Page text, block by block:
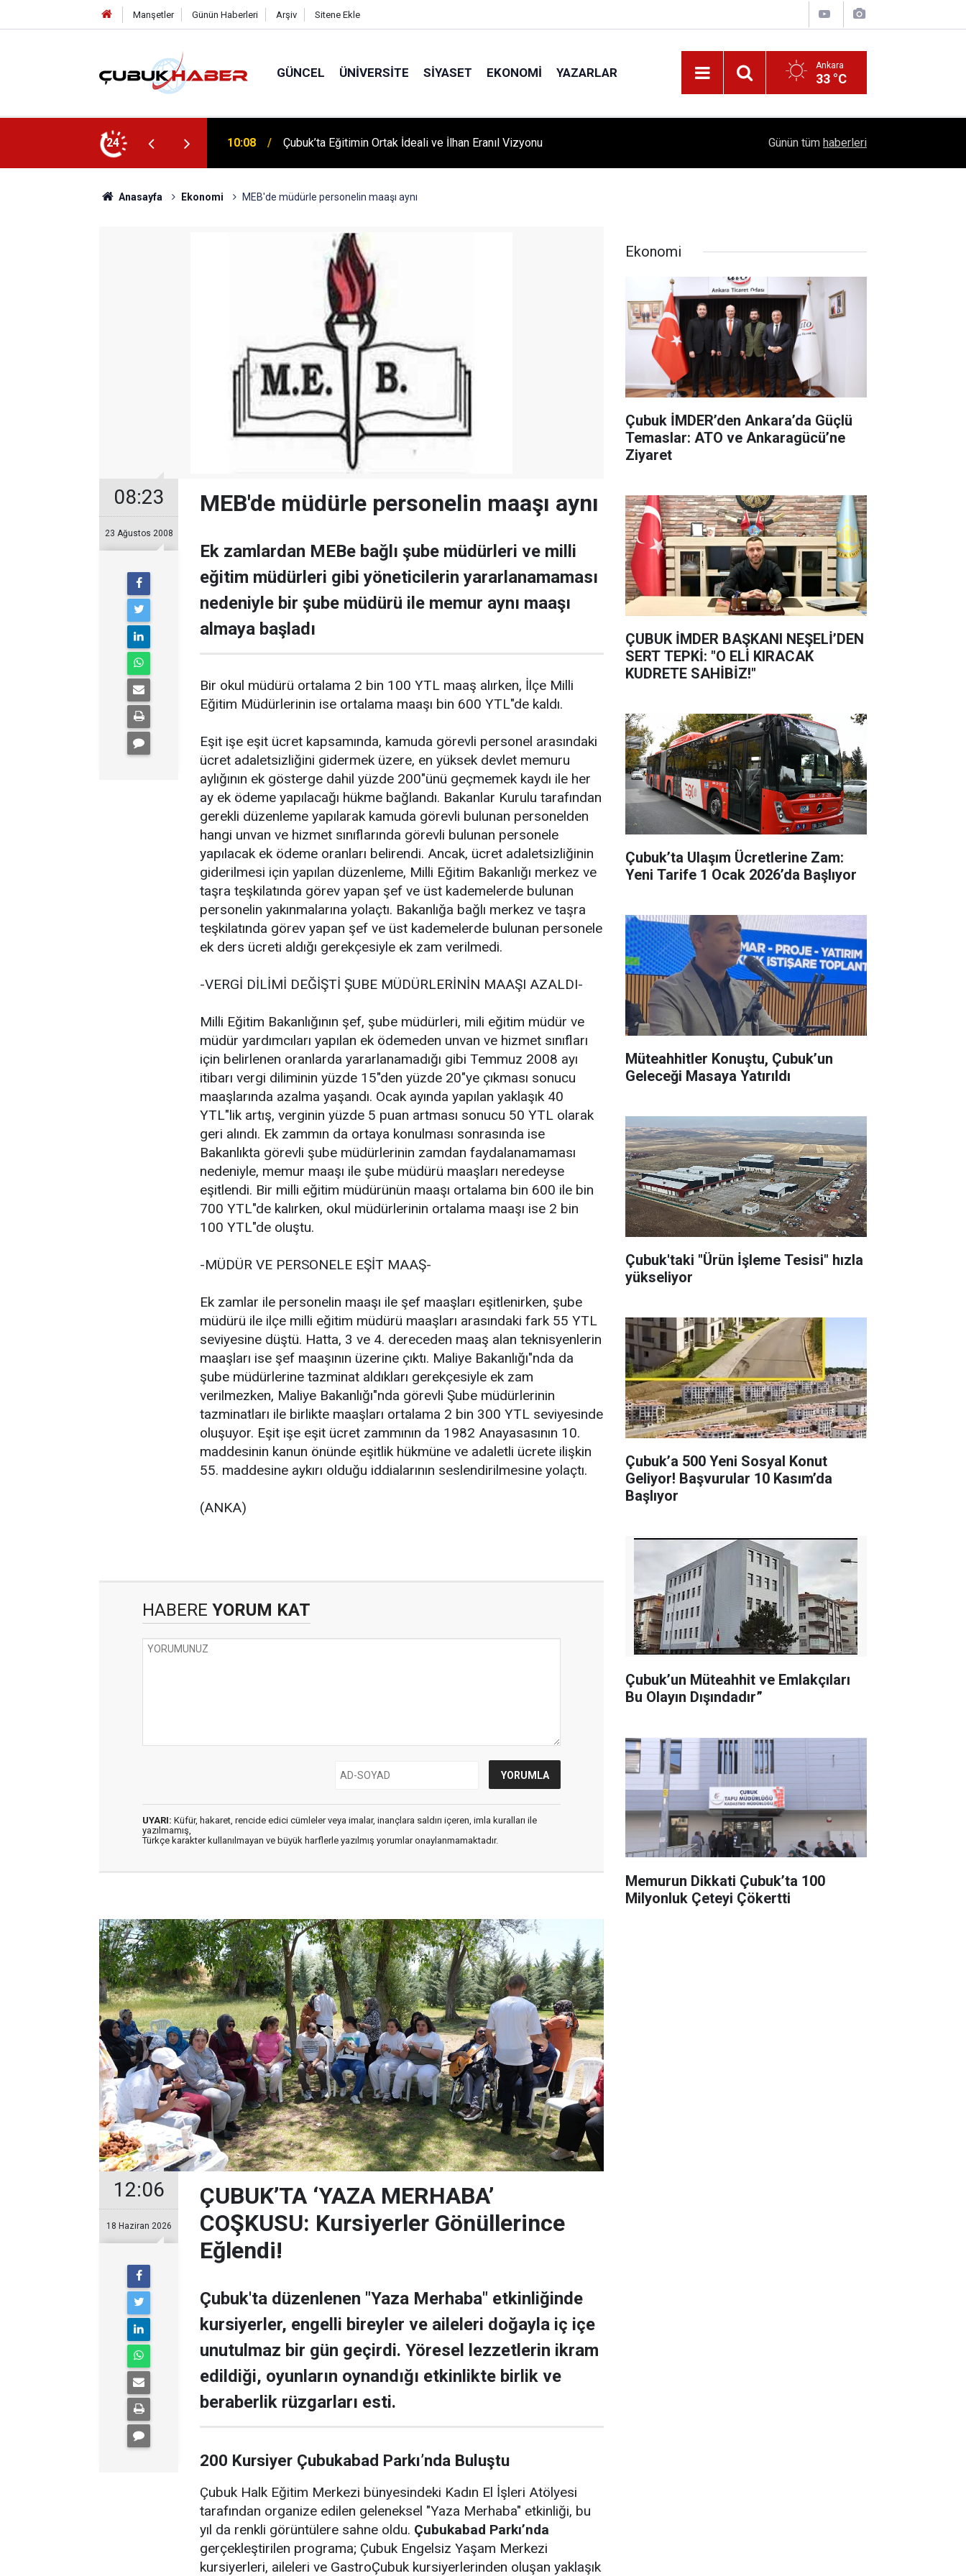
Manşetler Günün Haberleri Arşiv Sitene Ekle
GÜNCEL ÜNIVERSITE SIYASET EKONOMI YAZARLAR Ankara
33 °C
24 12:06 ÇUBUK’TA ‘YAZA MERHABA’ COŞKUSU: Kursiyerler Gönüllerince Eğlendi! 1504 Kep, Tek Bir Hedef: Bilim Kenti Çubuk
Günün tüm haberleri
Anasayfa Ekonomi MEB'de müdürle personelin maaşı aynı
08:23
23 Ağustos 2008
MEB'de müdürle personelin maaşı aynı
Ek zamlardan MEBe bağlı şube müdürleri ve milli
eğitim müdürleri gibi yöneticilerin yararlanamaması
nedeniyle bir şube müdürü ile memur aynı maaşı
almaya başladı
Bir okul müdürü ortalama 2 bin 100 YTL maaş alırken, İlçe Milli
Eğitim Müdürlerinin ise ortalama maaşı bin 600 YTL"de kaldı.
Eşit işe eşit ücret kapsamında, kamuda görevli personel arasındaki
ücret adaletsizliğini gidermek üzere, en yüksek devlet memuru
aylığının ek gösterge dahil yüzde 200"ünü geçmemek kaydı ile her
ay ek ödeme yapılacağı hükme bağlandı. Bakanlar Kurulu tarafından
gerekli düzenleme yapılarak kamuda görevli bulunan personelden
hangi unvan ve hizmet sınıflarında görevli bulunan personele
yapılacak ek ödeme oranları belirendi. Ancak, ücret adaletsizliğinin
giderilmesi için yapılan düzenleme, Milli Eğitim Bakanlığı merkez ve
taşra teşkilatında görev yapan şef ve üst kademelerde bulunan
personelin yakınmalarına yolaçtı. Bakanlığa bağlı merkez ve taşra
teşkilatında görev yapan şef ve üst kademelerde bulunan personele
ek ders ücreti aldığı gerekçesiyle ek zam verilmedi.
-VERGİ DİLİMİ DEĞİŞTİ ŞUBE MÜDÜRLERİNİN MAAŞI AZALDI-
Milli Eğitim Bakanlığının şef, şube müdürleri, mili eğitim müdür ve
müdür yardımcıları yapılan ek ödemeden unvan ve hizmet sınıfları
için belirlenen oranlarda yararlanamadığı gibi Temmuz 2008 ayı
itibarı vergi diliminin yüzde 15"den yüzde 20"ye çıkması sonucu
maaşlarında azalma yaşandı. Ocak ayında yapılan yaklaşık 40
YTL"lik artış, verginin yüzde 5 puan artması sonucu 50 YTL olarak
geri alındı. Ek zammın da ortaya konulması sonrasında ise
Bakanlıkta görevli şube müdürlerinin zamdan faydalanamaması
nedeniyle, memur maaşı ile şube müdürü maaşları neredeyse
eşitlendi. Bir milli eğitim müdürünün maaşı ortalama bin 600 ile bin
700 YTL"de kalırken, okul müdürlerinin ortalama maaşı ise 2 bin
100 YTL"de oluştu.
-MÜDÜR VE PERSONELE EŞİT MAAŞ-
Ek zamlar ile personelin maaşı ile şef maaşları eşitlenirken, şube
müdürü ile ilçe milli eğitim müdürü maaşları arasındaki fark 55 YTL
seviyesine düştü. Hatta, 3 ve 4. dereceden maaş alan teknisyenlerin
maaşları ise şef maaşının üzerine çıktı. Maliye Bakanlığı"nda da
şube müdürlerine tazminat aldıkları gerekçesiyle ek zam
verilmezken, Maliye Bakanlığı"nda görevli Şube müdürlerinin
tazminatları ile birlikte maaşları ortalama 2 bin 300 YTL seviyesinde
oluşuyor. Eşit işe eşit ücret zammının da 1982 Anayasasının 10.
maddesinin kanun önünde eşitlik hükmüne ve adaletli ücrete ilişkin
55. maddesine aykırı olduğu iddialarının seslendirilmesine yolaçtı.
(ANKA)
HABERE YORUM KAT
UYARI: Küfür, hakaret, rencide edici cümleler veya imalar, inançlara saldırı içeren, imla kuralları ile
yazılmamış,
Türkçe karakter kullanılmayan ve büyük harflerle yazılmış yorumlar onaylanmamaktadır.
12:06
18 Haziran 2026
ÇUBUK’TA ‘YAZA MERHABA’
COŞKUSU: Kursiyerler Gönüllerince
Eğlendi!
Çubuk'ta düzenlenen "Yaza Merhaba" etkinliğinde
kursiyerler, engelli bireyler ve aileleri doğayla iç içe
unutulmaz bir gün geçirdi. Yöresel lezzetlerin ikram
edildiği, oyunların oynandığı etkinlikte birlik ve
beraberlik rüzgarları esti.
200 Kursiyer Çubukabad Parkı’nda Buluştu
Çubuk Halk Eğitim Merkezi bünyesindeki Kadın El İşleri Atölyesi
tarafından organize edilen geleneksel "Yaza Merhaba" etkinliği, bu
yıl da renkli görüntülere sahne oldu. Çubukabad Parkı’nda
gerçekleştirilen programa; Çubuk Engelsiz Yaşam Merkezi
kursiyerleri, aileleri ve GastroÇubuk kursiyerlerinden oluşan yaklaşık
Ekonomi
Çubuk İMDER’den Ankara’da Güçlü
Temaslar: ATO ve Ankaragücü’ne
Ziyaret
ÇUBUK İMDER BAŞKANI NEŞELİ’DEN
SERT TEPKİ: "O ELİ KIRACAK
KUDRETE SAHİBİZ!"
Çubuk’ta Ulaşım Ücretlerine Zam:
Yeni Tarife 1 Ocak 2026’da Başlıyor
Müteahhitler Konuştu, Çubuk’un
Geleceği Masaya Yatırıldı
Çubuk'taki "Ürün İşleme Tesisi" hızla
yükseliyor
Çubuk’a 500 Yeni Sosyal Konut
Geliyor! Başvurular 10 Kasım’da
Başlıyor
Çubuk’un Müteahhit ve Emlakçıları
Bu Olayın Dışındadır”
Memurun Dikkati Çubuk’ta 100
Milyonluk Çeteyi Çökertti